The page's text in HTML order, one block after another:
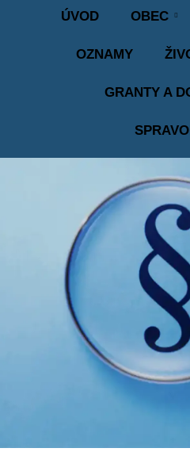
ÚVOD OBEC
OZNAMY
GRANTY A